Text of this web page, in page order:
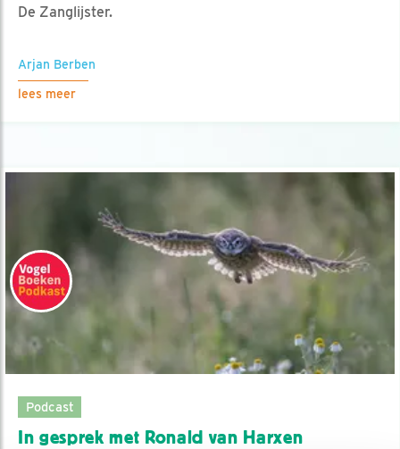
De Zanglijster.
Arjan Berben
lees meer
Podcast
In gesprek met Ronald van Harxen